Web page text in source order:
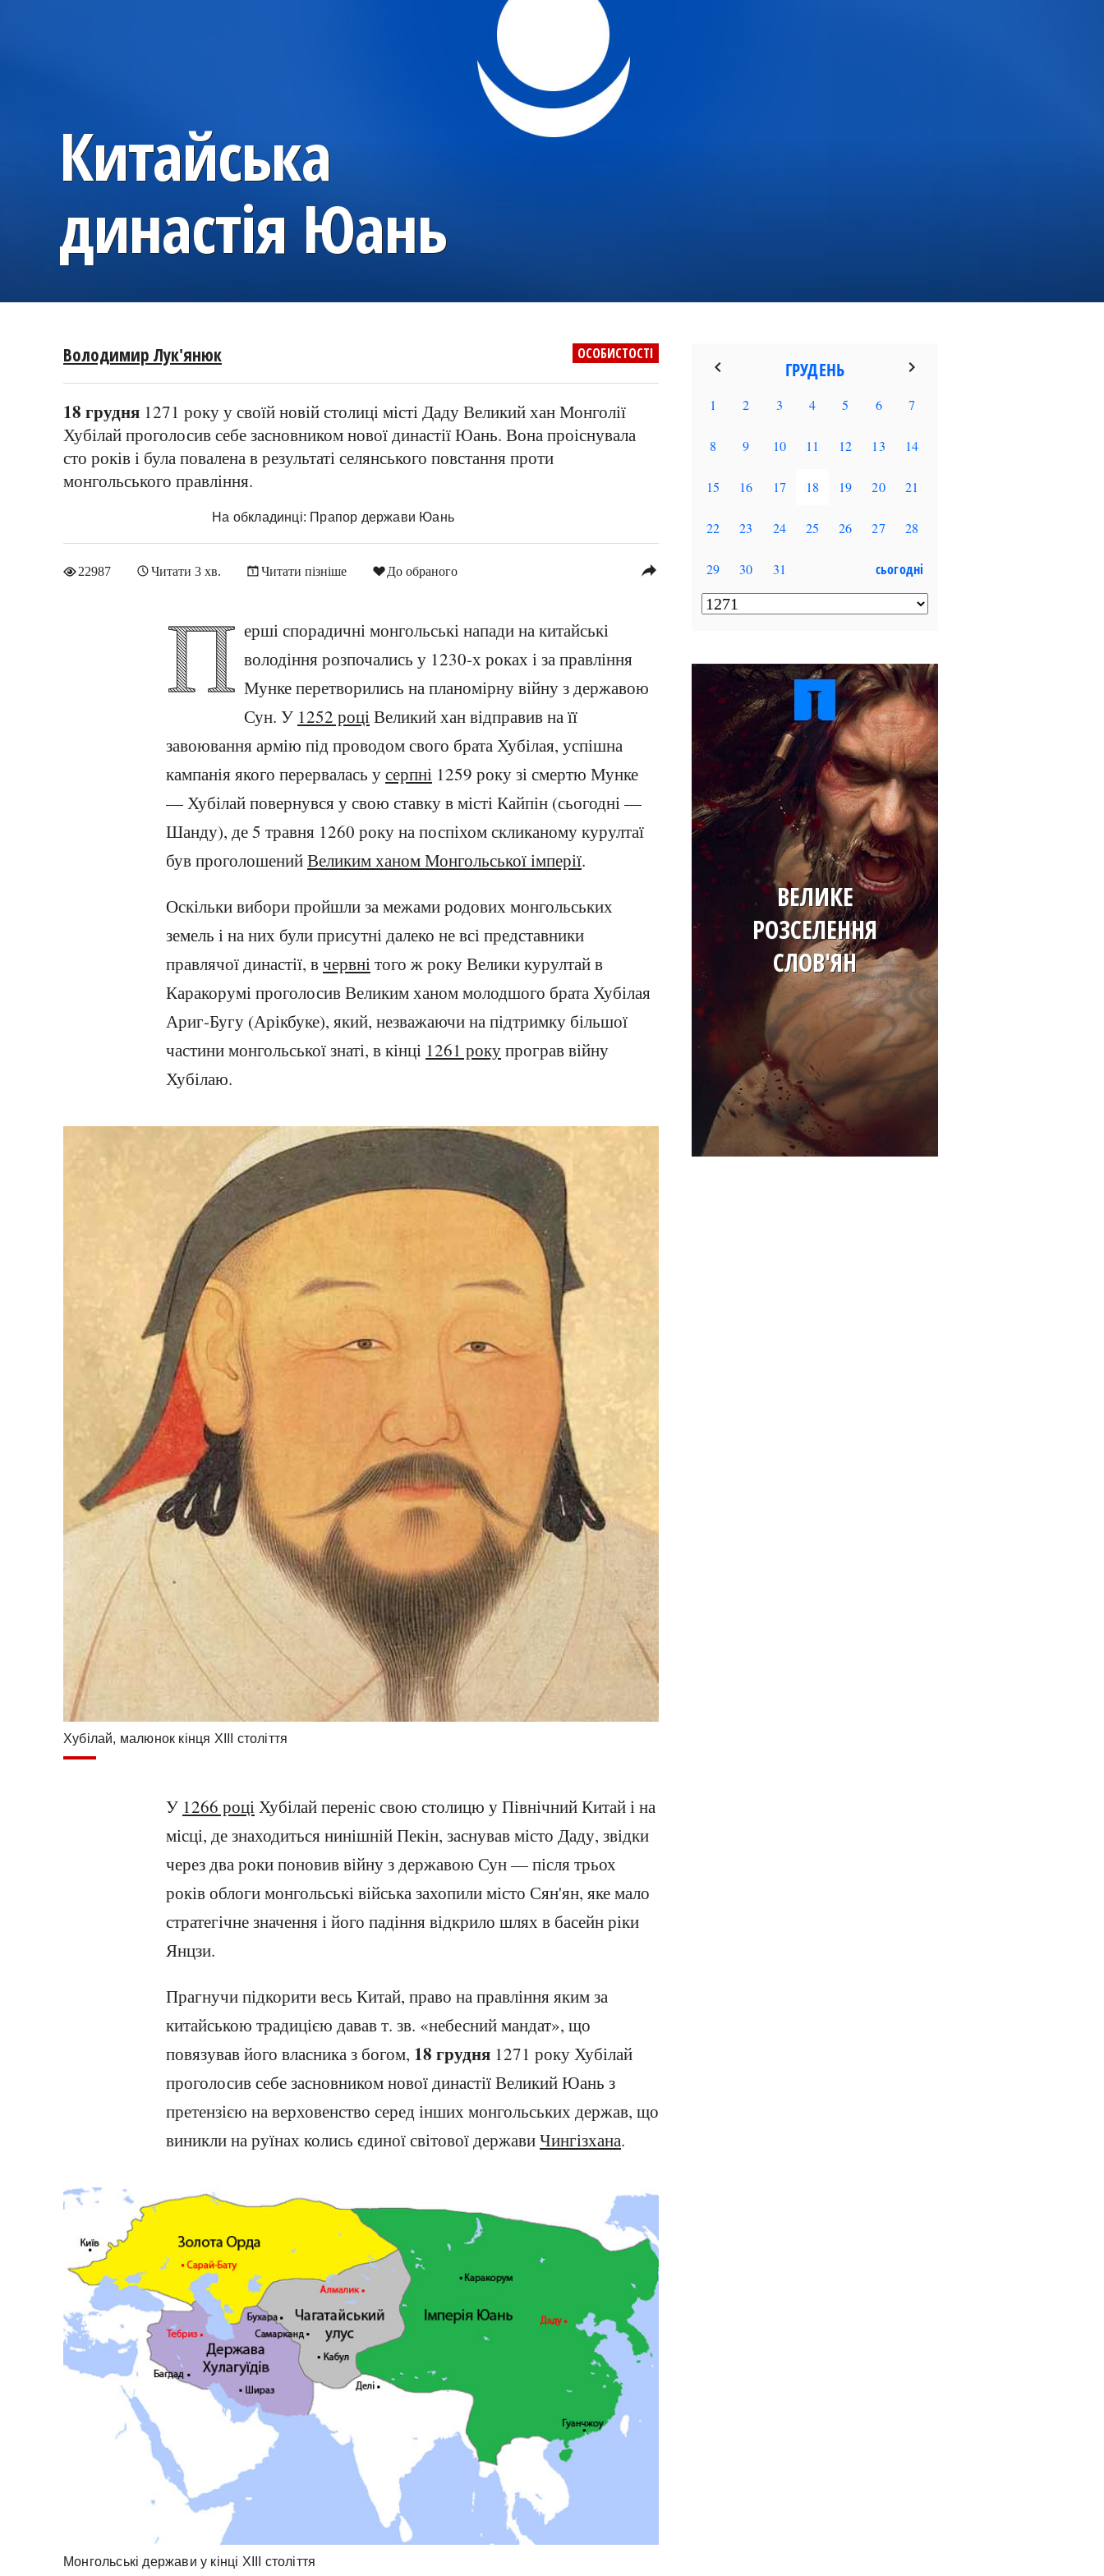
Китайська
династія Юань
ОСОБИСТОСТІ
Володимир Лук'янюк
18 грудня 1271 року у своїй новій столиці місті Даду Великий хан Монголії
Хубілай проголосив себе засновником нової династії Юань. Вона проіснувала
сто років і була повалена в результаті селянського повстання проти
монгольського правління.
На обкладинці: Прапор держави Юань
22987 Читати 3 хв. Читати пізніше До обраного reply
П ерші спорадичні монгольські напади на китайські
володіння розпочались у 1230-х роках і за правління
Мунке перетворились на планомірну війну з державою
Сун. У 1252 роціВеликий хан відправив на її
завоювання армію під проводом свого брата Хубілая, успішна
кампанія якого перервалась усерпні 1259 року зі смертю Мунке
— Хубілай повернувся у свою ставку в місті Кайпін (сьогодні —
Шанду), де 5 травня 1260 року на поспіхом скликаному курултаї
був проголошенийВеликим ханом Монгольської імперії.
Оскільки вибори пройшли за межами родових монгольських
земель і на них були присутні далеко не всі представники
правлячої династії, вчервнітого ж року Велики курултай в
Каракорумі проголосив Великим ханом молодшого брата Хубілая
Ариг-Бугу (Арікбуке), який, незважаючи на підтримку більшої
частини монгольської знаті, в кінці 1261 рокупрограв війну
Хубілаю.
Хубілай, малюнок кінця XIII століття
У 1266 роціХубілай переніс свою столицю у Північний Китай і на
місці, де знаходиться нинішній Пекін, заснував місто Даду, звідки
через два роки поновив війну з державою Сун — після трьох
років облоги монгольські війська захопили місто Сян'ян, яке мало
стратегічне значення і його падіння відкрило шлях в басейн ріки
Янцзи.
Прагнучи підкорити весь Китай, право на правління яким за
китайською традицією давав т. зв. «небесний мандат», що
повязував його власника з богом, 18 грудня 1271 року Хубілай
проголосив себе засновником нової династії Великий Юань з
претензією на верховенство серед інших монгольських держав, що
виникли на руїнах колись єдиної світової державиЧингізхана.
Монгольські держави у кінці XIII століття
ВЕЛИКЕ
РОЗСЕЛЕННЯ
СЛОВ'ЯН